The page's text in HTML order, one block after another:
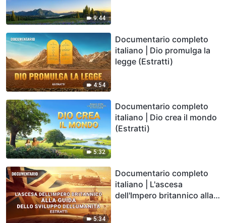
9:44
4:54
Documentario completo
italiano | Dio promulga la
legge (Estratti)
5:32
Documentario completo
italiano | Dio crea il mondo
(Estratti)
5:34
Documentario completo
italiano | L'ascesa
dell'Impero britannico alla